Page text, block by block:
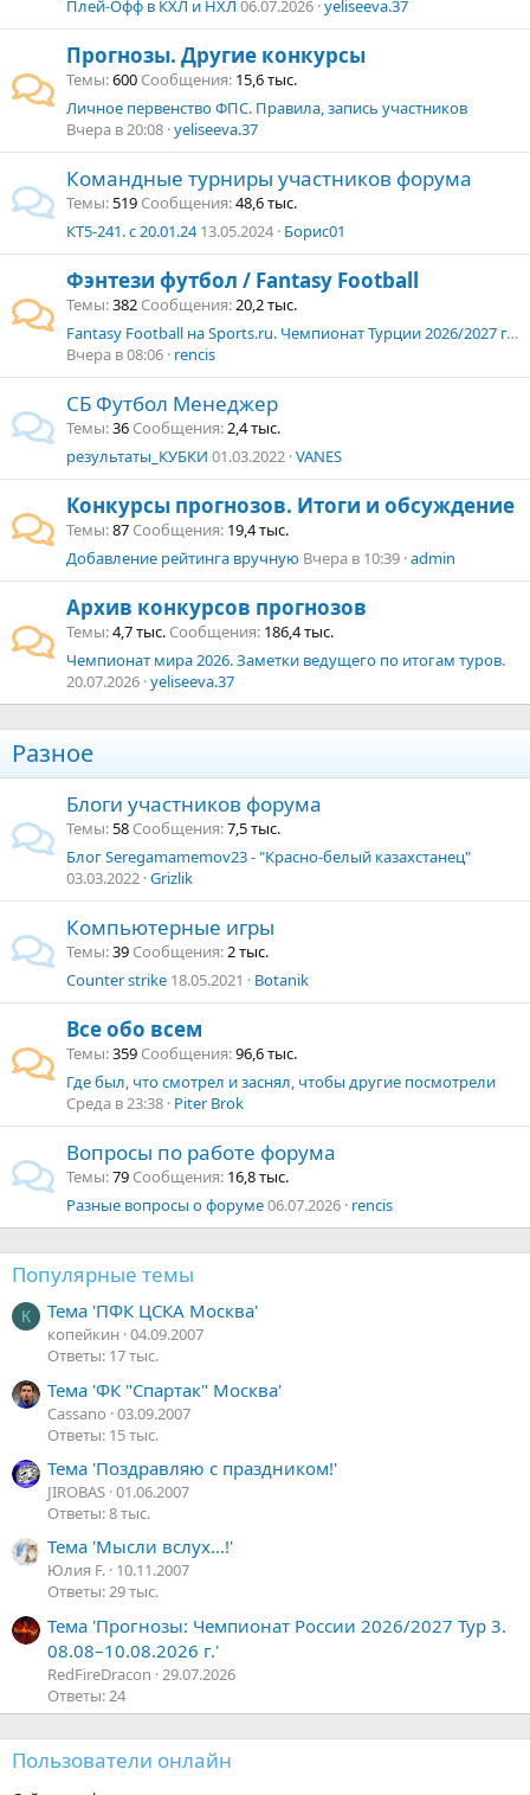
Плей-Офф в КХЛ и НХЛ 06.07.2026 yeliseeva.37
Прогнозы. Другие конкурсы
Темы 600 Сообщения 15,6 тыс.
Личное первенство ФПС. Правила, запись участников
Вчера в 20:08 yeliseeva.37
Командные турниры участников форума
Темы 519 Сообщения 48,6 тыс.
КТ5-241. с 20.01.24 13.05.2024 Борис01
Фэнтези футбол / Fantasy Football
Темы 382 Сообщения 20,2 тыс.
Fantasy Football на Sports.ru. Чемпионат Турции 2026/2027 г. Суперлига
Вчера в 08:06 rencis
СБ Футбол Менеджер
Темы 36 Сообщения 2,4 тыс.
результаты_КУБКИ 01.03.2022 VANES
Конкурсы прогнозов. Итоги и обсуждение
Темы 87 Сообщения 19,4 тыс.
Добавление рейтинга вручную Вчера в 10:39 admin
Архив конкурсов прогнозов
Темы 4,7 тыс. Сообщения 186,4 тыс.
Чемпионат мира 2026. Заметки ведущего по итогам туров.
20.07.2026 yeliseeva.37
Разное
Блоги участников форума
Темы 58 Сообщения 7,5 тыс.
Блог Seregamamemov23 - "Красно-белый казахстанец"
03.03.2022 Grizlik
Компьютерные игры
Темы 39 Сообщения 2 тыс.
Counter strike 18.05.2021 Botanik
Все обо всем
Темы 359 Сообщения 96,6 тыс.
Где был, что смотрел и заснял, чтобы другие посмотрели
Среда в 23:38 Piter Brok
Вопросы по работе форума
Темы 79 Сообщения 16,8 тыс.
Разные вопросы о форуме06.07.2026 rencis
Популярные темы
К Тема 'ПФК ЦСКА Москва'
копейкин 04.09.2007
Ответы: 17 тыс.
Тема 'ФК "Спартак" Москва'
Cassano 03.09.2007
Ответы: 15 тыс.
Тема 'Поздравляю с праздником!'
JIROBAS 01.06.2007
Ответы: 8 тыс.
Тема 'Мысли вслух...!'
Юлия F. 10.11.2007
Ответы: 29 тыс.
Тема 'Прогнозы: Чемпионат России 2026/2027 Тур 3.
08.08–10.08.2026 г.'
RedFireDracon
29.07.2026
Ответы: 24
Пользователи онлайн